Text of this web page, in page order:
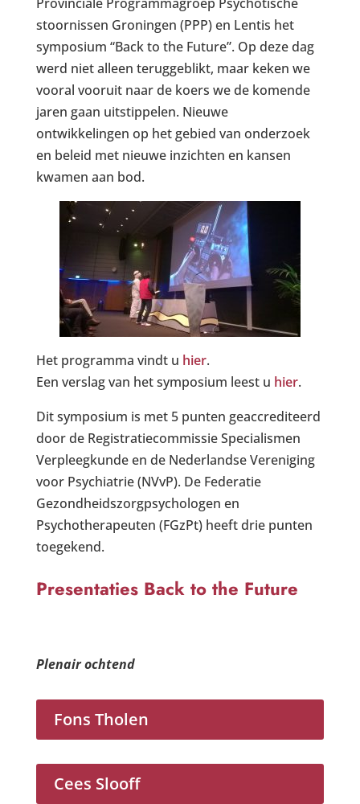
stoornissen Groningen (PPP) en Lentis het
symposium “Back to the Future”. Op deze dag
werd niet alleen teruggeblikt, maar keken we
vooral vooruit naar de koers we de komende
jaren gaan uitstippelen. Nieuwe
ontwikkelingen op het gebied van onderzoek
en beleid met nieuwe inzichten en kansen
kwamen aan bod.
Het programma vindt u hier.
Een verslag van het symposium leest u hier.
Dit symposium is met 5 punten geaccrediteerd
door de Registratiecommissie Specialismen
Verpleegkunde en de Nederlandse Vereniging
voor Psychiatrie (NVvP). De Federatie
Gezondheidszorgpsychologen en
Psychotherapeuten (FGzPt) heeft drie punten
toegekend.
Presentaties Back to the Future
Plenair ochtend
Fons Tholen
Cees Slooff